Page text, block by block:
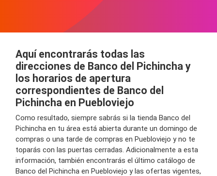
Aquí encontrarás todas las
direcciones de Banco del Pichincha y
los horarios de apertura
correspondientes de Banco del
Pichincha en Puebloviejo
Como resultado, siempre sabrás si la tienda Banco del
Pichincha en tu área está abierta durante un domingo de
compras o una tarde de compras en Puebloviejo y no te
toparás con las puertas cerradas. Adicionalmente a esta
información, también encontrarás el último catálogo de
Banco del Pichincha en Puebloviejo y las ofertas vigentes,